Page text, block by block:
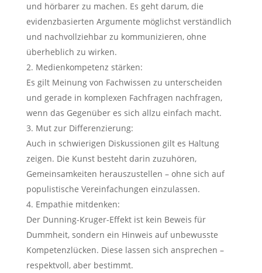
und hörbarer zu machen. Es geht darum, die
evidenzbasierten Argumente möglichst verständlich
und nachvollziehbar zu kommunizieren, ohne
überheblich zu wirken.
Medienkompetenz stärken:
Es gilt Meinung von Fachwissen zu unterscheiden
und gerade in komplexen Fachfragen nachfragen,
wenn das Gegenüber es sich allzu einfach macht.
Mut zur Differenzierung:
Auch in schwierigen Diskussionen gilt es Haltung
zeigen. Die Kunst besteht darin zuzuhören,
Gemeinsamkeiten herauszustellen – ohne sich auf
populistische Vereinfachungen einzulassen.
Empathie mitdenken:
Der Dunning-Kruger-Effekt ist kein Beweis für
Dummheit, sondern ein Hinweis auf unbewusste
Kompetenzlücken. Diese lassen sich ansprechen –
respektvoll, aber bestimmt.